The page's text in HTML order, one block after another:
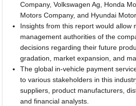
Company, Volkswagen Ag, Honda
Motors Company, and Hyundai
Insights from this report would allow
management authorities of the
decisions regarding their future
gradation, market expansion, and
The global in-vehicle payment
to various stakeholders in this
suppliers, product manufacturers,
and financial analysts.